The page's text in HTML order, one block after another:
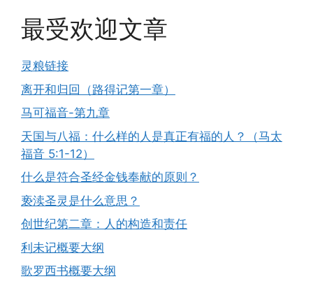
最受欢迎文章
灵粮链接
离开和归回（路得记第一章）
马可福音-第九章
天国与八福：什么样的人是真正有福的人？（马太
福音 5:1-12）
什么是符合圣经金钱奉献的原则？
亵渎圣灵是什么意思？
创世纪第二章：人的构造和责任
利未记概要大纲
歌罗西书概要大纲